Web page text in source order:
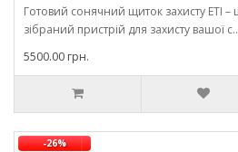
Готовий сонячний щиток захисту ETI –
зібраний пристрій для захисту вашої с..
5500.00 грн.
-26%